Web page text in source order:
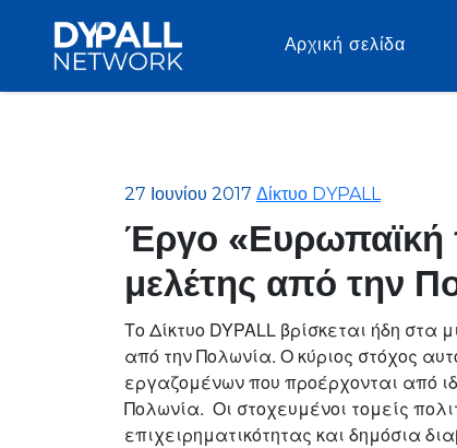
Αρχική σελίδα
27 Ιουνίου 2017 Δίκτυο DYPALL
Έργο «Ευρωπαϊκή
μελέτης από την
Το Δίκτυο DYPALL βρίσκεται ήδη στα
από την Πολωνία. Ο κύριος στόχος
εργαζομένων που προέρχονται από
Πολωνία. Οι στοχευμένοι τομείς
επιχειρηματικότητας και δημόσια